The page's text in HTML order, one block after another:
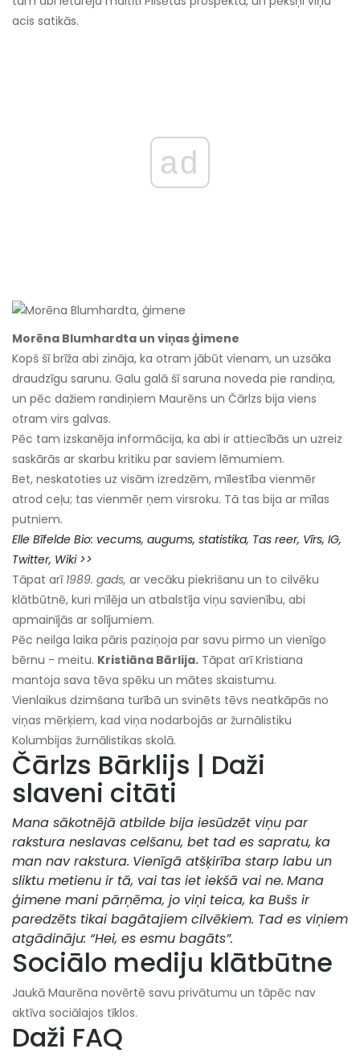
acis satikās.
ad
Morēna Blumhardta un viņas ģimene
Kopš šī brīža abi zināja, ka otram jābūt vienam, un uzsāka
draudzīgu sarunu. Galu galā šī saruna noveda pie randiņa,
un pēc dažiem randiņiem Maurēns un Čārlzs bija viens
otram virs galvas.
Pēc tam izskanēja informācija, ka abi ir attiecībās un uzreiz
saskārās ar skarbu kritiku par saviem lēmumiem.
Bet, neskatoties uz visām izredzēm, mīlestība vienmēr
atrod ceļu; tas vienmēr ņem virsroku. Tā tas bija ar mīlas
putniem.
Elle Bīfelde Bio: vecums, augums, statistika, Tas reer, Vīrs, IG,
Twitter, Wiki >>
Tāpat arī1989. gads, ar vecāku piekrišanu un to cilvēku
klātbūtnē, kuri mīlēja un atbalstīja viņu savienību, abi
apmainījās ar solījumiem.
Pēc neilga laika pāris paziņoja par savu pirmo un vienīgo
bērnu - meitu. Kristiāna Bārlija. Tāpat arī Kristiana
mantoja sava tēva spēku un mātes skaistumu.
Vienlaikus dzimšana turībā un svinēts tēvs neatkāpās no
viņas mērķiem, kad viņa nodarbojās ar žurnālistiku
Kolumbijas žurnālistikas skolā.
Čārlzs Bārklijs | Daži
slaveni citāti
Mana sākotnējā atbilde bija iesūdzēt viņu par
rakstura neslavas celšanu, bet tad es sapratu, ka
man nav rakstura. Vienīgā atšķirība starp labu un
sliktu metienu ir tā, vai tas iet iekšā vai ne. Mana
ģimene mani pārņēma, jo viņi teica, ka Bušs ir
paredzēts tikai bagātajiem cilvēkiem. Tad es viņiem
atgādināju: “Hei, es esmu bagāts”.
Sociālo mediju klātbūtne
Jaukā Maurēna novērtē savu privātumu un tāpēc nav
aktīva sociālajos tīklos.
Daži FAQ